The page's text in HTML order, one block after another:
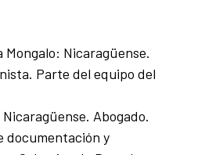
Mongalo: Nicaragüense.
Parte del equipo del
Abogado.
documentación y